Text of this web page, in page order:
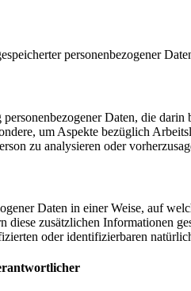
personenbezogener
Daten, die
um Aspekte bezüglich
zu analysieren oder
Daten in einer Weise, auf
diese zusätzlichen Informationen
oder identifizierbaren